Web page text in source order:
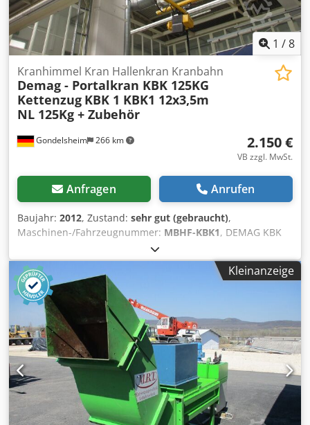
1 /8
Gondelsheim 266 km
Kranhimmel Kran Hallenkran Kranbahn
Demag - Portalkran KBK 125KG
Kettenzug KBK 1 KBK1 12x3,5m
NL 125Kg + Zubehör
2.150 €
VB zzgl. MwSt.
Anfragen Anrufen
Baujahr: 2012, Zustand: sehr gut (gebraucht),
Maschinen-/Fahrzeugnummer: MBHF-KBK1, DEMAG KBK
Kranhimmel Kranbahn Masse ca. 12m x 3,5m andere
Maße bitte anfragen ! Nutzlast / Hebelast 125 KG - 0,125to
Dcedpspiarnefx Alaek Technische Daten der Anlage:
Kranbahn aus Demag KBK1 Schienen Anlage wird komplett
geliefert: KBK Schienen, Schienenverbinder, Fahrwerke,
Endplatten, Kabelschlepp, Stromführung,
Halter/Abhaenger etc. incl. 1 Brücke mit 125KG Demag DC-
COM Kettenzug Kran ist demontiert und sofort verfügbar
Sehr guter Gebrauchter Zustand, Siehe Bilder
Artikelstandort ist 75053 Gondelsheim Versand per
Spedition oder Abholung nur nach Terminabsprache
Demag KBK1 KBK2 und KBK3 Schienen sind Lagerware ! Es
sind auch andere KBK Anlagen vorrätig. Nutzlast 125KG -
Kleinanzeige